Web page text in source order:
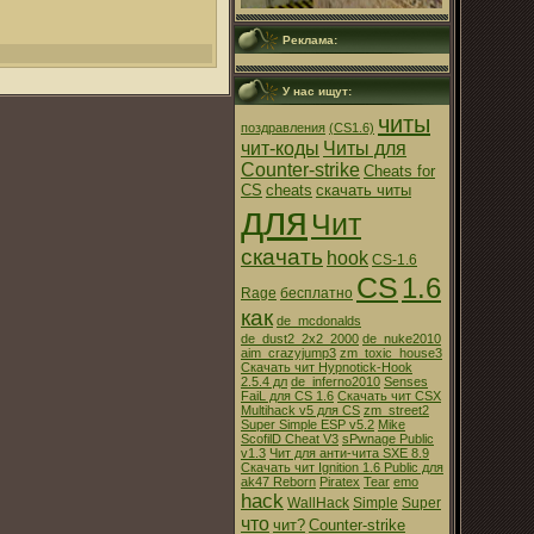
Реклама:
У нас ищут:
поздравления (CS1.6) читы
чит-коды Читы для
Counter-strike Cheats for
CS cheats скачать читы
для Чит
скачать hook CS-1.6
Rage бесплатно CS 1.6
как de_mcdonalds
de_dust2_2x2_2000 de_nuke2010
aim_crazyjump3 zm_toxic_house3
Скачать чит Hypnotick-Hook
2.5.4 дл de_inferno2010 Senses
FaiL для CS 1.6 Скачать чит CSX
Multihack v5 для CS zm_street2
Super Simple ESP v5.2 Mike
ScofilD Cheat V3 sPwnage Public
v1.3 Чит для анти-чита SXE 8.9
Скачать чит Ignition 1.6 Public для
ak47 Reborn Piratex Tear emo
hack WallHack Simple Super
что чит? Counter-strike